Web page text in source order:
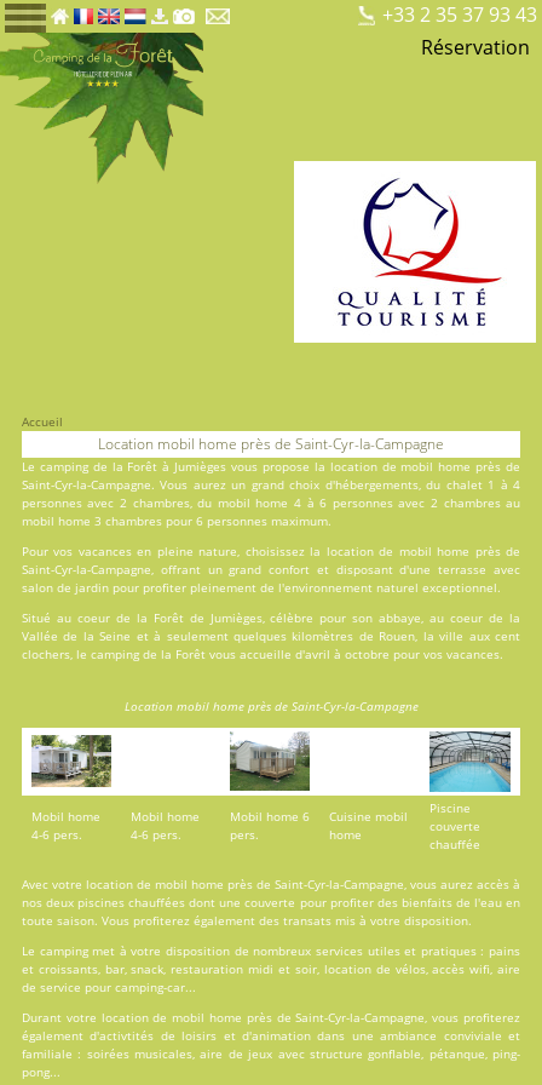
+33 2 35 37 93 43
Réservation
Accueil
Location mobil home près de Saint-Cyr-la-Campagne
Le camping de la Forêt à Jumièges vous propose la location de mobil home près de
Saint-Cyr-la-Campagne. Vous aurez un grand choix d'hébergements, du chalet1 à 4
personnes avec 2 chambres, du mobil home 4 à 6 personnes avec 2 chambres au
mobil home 3 chambres pour 6 personnes maximum.
Pour vos vacances en pleine nature, choisissez la location de mobil home près de
Saint-Cyr-la-Campagne, offrant un grand confort et disposant d'une terrasse avec
salon de jardin pour profiter pleinement de l'environnement naturel exceptionnel.
Situé au coeur de la Forêt de Jumièges, célèbre pour son abbaye, au coeur de la
Vallée de la Seine et à seulement quelques kilomètres de Rouen, la ville aux cent
clochers, le camping de la Forêt vous accueille d'avril à octobre pour vos vacances.
Location mobil home près de Saint-Cyr-la-Campagne
Mobil home
4-6 pers.
Mobil home
4-6 pers.
Mobil home 6
pers.
Cuisine mobil
home
Piscine
couverte
chauffée
Avec votre location de mobil home près de Saint-Cyr-la-Campagne, vous aurez accès à
nos deux piscines chauffées dont une couverte pour profiter des bienfaits de l'eau en
toute saison. Vous profiterez également des transats mis à votre disposition.
Le camping met à votre disposition de nombreux servicesutiles et pratiques : pains
et croissants, bar, snack, restauration midi et soir, location de vélos, accès wifi, aire
de service pour camping-car...
Durant votre location de mobil home près de Saint-Cyr-la-Campagne, vous profiterez
également d'activtités de loisirs et d'animation dans une ambiance conviviale et
familiale : soirées musicales, aire de jeux avec structure gonflable, pétanque, ping-
pong...